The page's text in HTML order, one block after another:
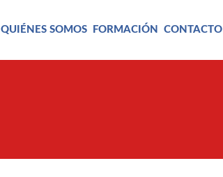
QUIÉNES SOMOS FORMACIÓN CONTACTO